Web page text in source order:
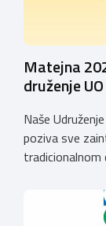
Matejna
druženje
Naše
poziva sve
tradicionalnom
Viškovu, u
(parkiralište